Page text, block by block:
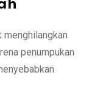
penumpukan